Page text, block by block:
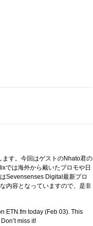
す。今回はゲストのNhato君の
では海外から戴いたプロモや日
Sevensenses Digital最新プロ
内容となっていますので、是非
ETN.fm today (Feb 03). This
miss it!